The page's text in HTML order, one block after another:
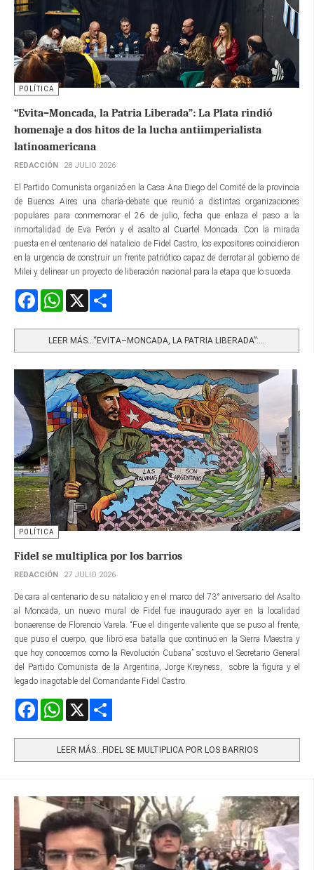
POLÍTICA
“Evita–Moncada, la Patria Liberada”: La Plata rindió
homenaje a dos hitos de la lucha antiimperialista
latinoamericana
REDACCIÓN 28 JULIO 2026
El Partido Comunista organizó en la Casa Ana Diego del Comité de la provincia
de Buenos Aires una charla-debate que reunió a distintas organizaciones
populares para conmemorar el 26 de julio, fecha que enlaza el paso a la
inmortalidad de Eva Perón y el asalto al Cuartel Moncada. Con la mirada
puesta en el centenario del natalicio de Fidel Castro, los expositores coincidieron
en la urgencia de construir un frente patriótico capaz de derrotar al gobierno de
Milei y delinear un proyecto de liberación nacional para la etapa que lo suceda.
FacebookWhatsApp
LEER MÁS…“EVITA–MONCADA, LA PATRIA LIBERADA”:...
POLÍTICA
Fidel se multiplica por los barrios
REDACCIÓN 27 JULIO 2026
De cara al centenario de su natalicio y en el marco del 73° aniversario del Asalto
al Moncada, un nuevo mural de Fidel fue inaugurado ayer en la localidad
bonaerense de Florencio Varela. “Fue el dirigente valiente que se puso al frente,
que puso el cuerpo, que libró esa batalla que continuó en la Sierra Maestra y
que hoy conocemos como la Revolución Cubana” sostuvo el Secretario General
del Partido Comunista de la Argentina, Jorge Kreyness, sobre la figura y el
legado inagotable del Comandante Fidel Castro.
FacebookWhatsApp
LEER MÁS…FIDEL SE MULTIPLICA POR LOS BARRIOS